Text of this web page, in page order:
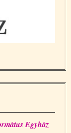
Egyház